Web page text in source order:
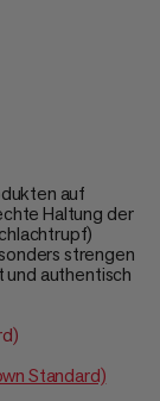
auf
Haltung der
strengen
und authentisch
Standard)